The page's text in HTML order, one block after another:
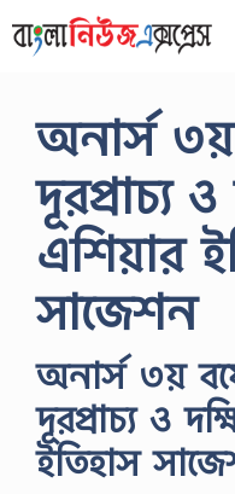
to
অনার্স
দূরপ্রাচ্য
এশিয়ার
সাজেশন
অনার্স ৩য়
দূরপ্রাচ্য ও
ইতিহাস